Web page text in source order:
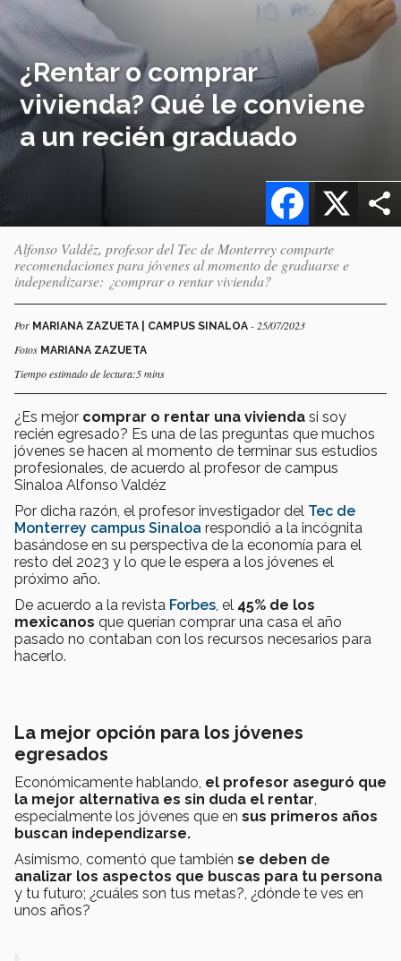
¿Rentar o comprar
vivienda? Qué le conviene
a un recién graduado
X
Facebook
Alfonso Valdéz, profesor del Tec de Monterrey comparte
recomendaciones para jóvenes al momento de graduarse e
independizarse: ¿comprar o rentar vivienda?
Por MARIANA ZAZUETA | CAMPUS SINALOA - 25/07/2023
Fotos MARIANA ZAZUETA
Tiempo estimado de lectura:5 mins
¿Es mejor comprar o rentar una vivienda si soy
recién egresado? Es una de las preguntas que muchos
jóvenes se hacen al momento de terminar sus estudios
profesionales, de acuerdo al profesor de campus
Sinaloa Alfonso Valdéz
Por dicha razón, el profesor investigador del Tec de
Monterrey campus Sinaloa respondió a la incógnita
basándose en su perspectiva de la economía para el
resto del 2023 y lo que le espera a los jóvenes el
próximo año.
De acuerdo a la revista Forbes , el 45% de los
mexicanos que querían comprar una casa el año
pasado no contaban con los recursos necesarios para
hacerlo.
La mejor opción para los jóvenes
egresados
Económicamente hablando, el profesor aseguró que
la mejor alternativa es sin duda el rentar
especialmente los jóvenes que en sus primeros años
buscan independizarse.
Asimismo, comentó que también se deben de
analizar los aspectos que buscas para tu persona
y tu futuro; ¿cuáles son tus metas?, ¿dónde te ves en
unos años?